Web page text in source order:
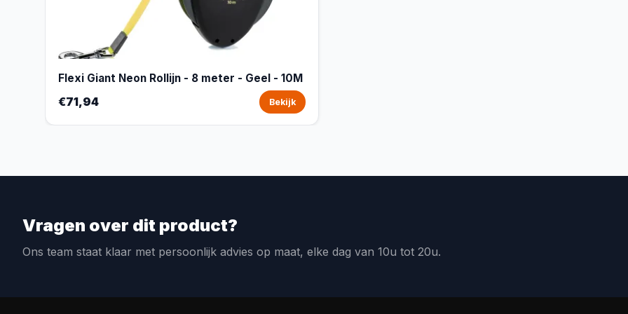
Flexi Giant Neon Rollijn - 8 meter - Geel - 10M
€71,94 Bekijk
Vragen over dit product?
Ons team staat klaar met persoonlijk advies op maat, elke dag van 10u tot 20u.